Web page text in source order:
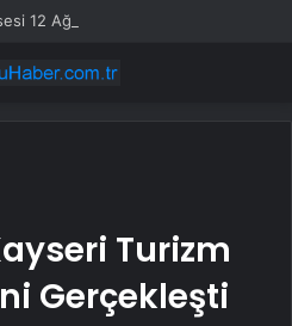
Turizm
Gerçekleşti